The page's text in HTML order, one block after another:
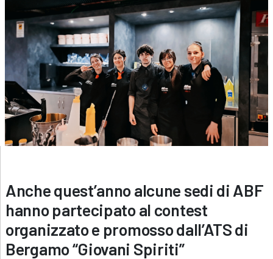
Anche quest’anno alcune sedi di ABF
hanno partecipato al contest
organizzato e promosso dall’ATS di
Bergamo “Giovani Spiriti”